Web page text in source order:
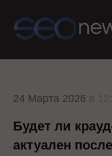
24 Марта 2026
Будет ли
актуален